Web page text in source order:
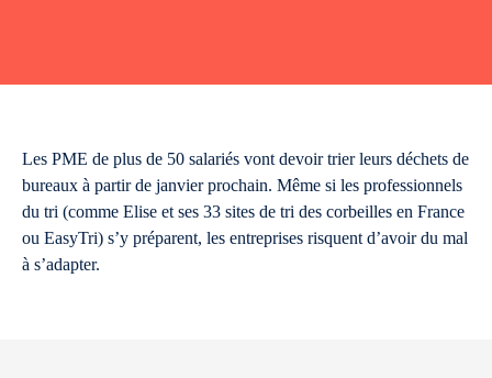
Les PME de plus de 50 salariés vont devoir trier leurs déchets de
bureaux à partir de janvier prochain. Même si les professionnels
du tri (comme Elise et ses 33 sites de tri des corbeilles en France
ou EasyTri) s’y préparent, les entreprises risquent d’avoir du mal
à s’adapter.